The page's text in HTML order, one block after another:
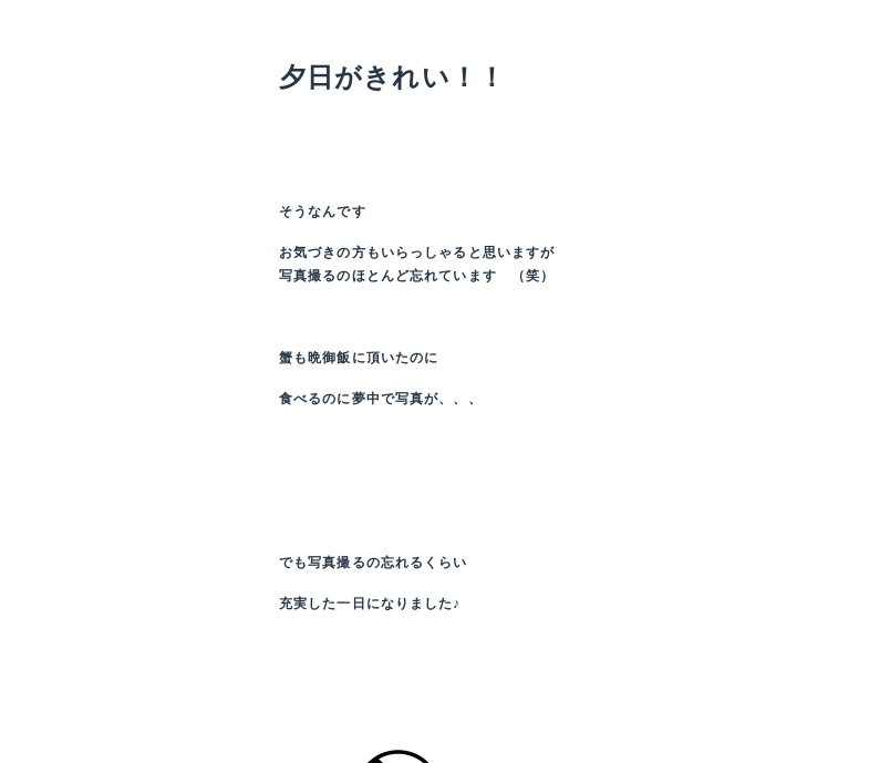
夕日がきれい！！
そうなんです
お気づきの方もいらっしゃると思いますが
写真撮るのほとんど忘れています （笑）
蟹も晩御飯に頂いたのに
食べるのに夢中で写真が、、、
でも写真撮るの忘れるくらい
充実した一日になりました♪